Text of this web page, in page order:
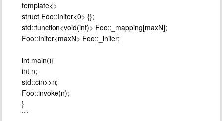
template<>
struct Foo::Initer<0> {};
std::function<void(int)> Foo::_mapping[maxN];
Foo::Initer<maxN> Foo::_initer;
int main(){
int n;
std::cin>>n;
Foo::invoke(n);
}
```